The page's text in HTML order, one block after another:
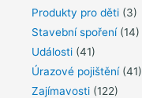
Produkty pro děti (3)
Stavební spoření(14)
Události (41)
Úrazové pojištění(41)
Zajímavosti (122)